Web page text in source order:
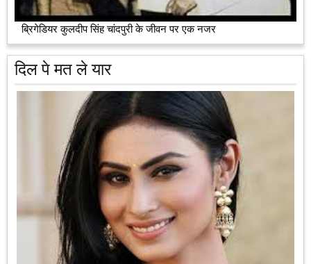
ब्रिगेडियर कुलदीप सिंह चांदपुरी के जीवन पर एक नजर
दिल पे मत ले यार